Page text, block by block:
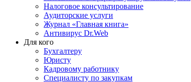
Налоговое консультирование
Аудиторские услуги
Журнал «Главная книга»
Антивирус Dr.Web
Для кого
Бухгалтеру
Юристу
Кадровому работнику
Специалисту по закупкам